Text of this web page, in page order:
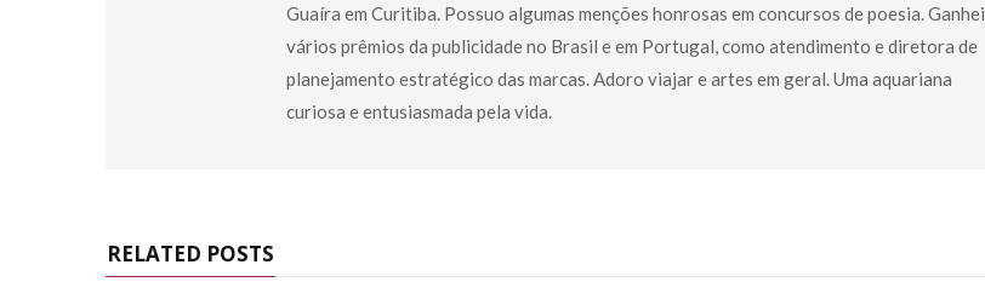
Guaíra em Curitiba. Possuo algumas menções honrosas em concursos de poesia. Ganhei
vários prêmios da publicidade no Brasil e em Portugal, como atendimento e diretora de
planejamento estratégico das marcas. Adoro viajar e artes em geral. Uma aquariana
curiosa e entusiasmada pela vida.
RELATED POSTS